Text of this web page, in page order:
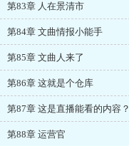
第83章 人在景清市
第84章 文曲情报小能手
第85章 文曲人来了
第86章 这就是个仓库
第87章 这是直播能看的内容？
第88章 运营官